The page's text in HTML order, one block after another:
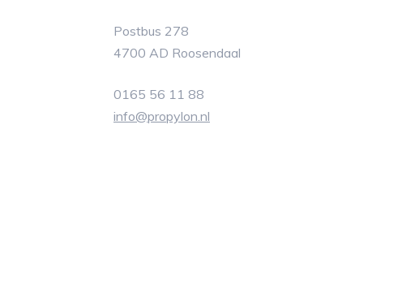
Postbus 278
4700 AD Roosendaal
0165 56 11 88
info@propylon.nl